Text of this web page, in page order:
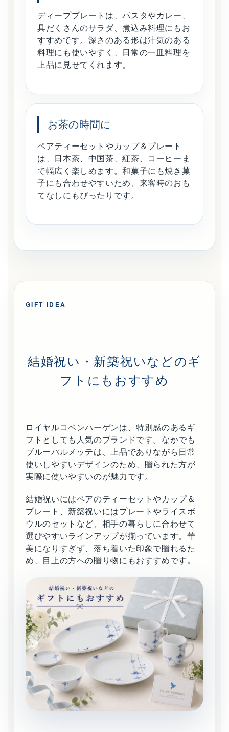
ディーププレートは、パスタやカレー、
具だくさんのサラダ、煮込み料理にもお
すすめです。深さのある形は汁気のある
料理にも使いやすく、日常の一皿料理を
上品に見せてくれます。
お茶の時間に
ペアティーセットやカップ＆プレート
は、日本茶、中国茶、紅茶、コーヒーま
で幅広く楽しめます。和菓子にも焼き菓
子にも合わせやすいため、来客時のおも
てなしにもぴったりです。
GIFT IDEA
結婚祝い・新築祝いなどのギ
フトにもおすすめ
ロイヤルコペンハーゲンは、特別感のあるギ
フトとしても人気のブランドです。なかでも
ブルーパルメッテは、上品でありながら日常
使いしやすいデザインのため、贈られた方が
実際に使いやすいのが魅力です。
結婚祝いにはペアのティーセットやカップ＆
プレート、新築祝いにはプレートやライスボ
ウルのセットなど、相手の暮らしに合わせて
選びやすいラインアップが揃っています。華
美になりすぎず、落ち着いた印象で贈れるた
め、目上の方への贈り物にもおすすめです。